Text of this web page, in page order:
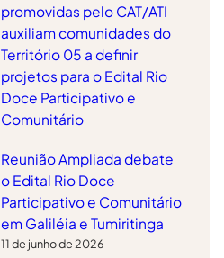
promovidas pelo CAT/ATI
auxiliam comunidades do
Território 05 a definir
projetos para o Edital Rio
Doce Participativo e
Comunitário
Reunião Ampliada debate
o Edital Rio Doce
Participativo e Comunitário
em Galiléia e Tumiritinga
11 de junho de 2026